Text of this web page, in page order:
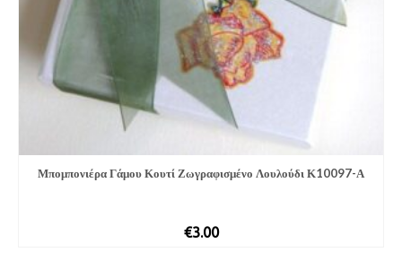
Μπομπονιέρα Γάμου Κουτί Ζωγραφισμένο Λουλούδι Κ10097-Α
€3.00